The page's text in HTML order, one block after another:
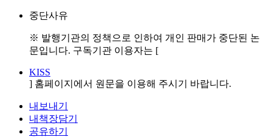
중단사유
※ 발행기관의 정책으로 인하여 개인 판매가 중단된 논
문입니다. 구독기관 이용자는 [
KISS
] 홈페이지에서 원문을 이용해 주시기 바랍니다.
내보내기
내책장담기
공유하기